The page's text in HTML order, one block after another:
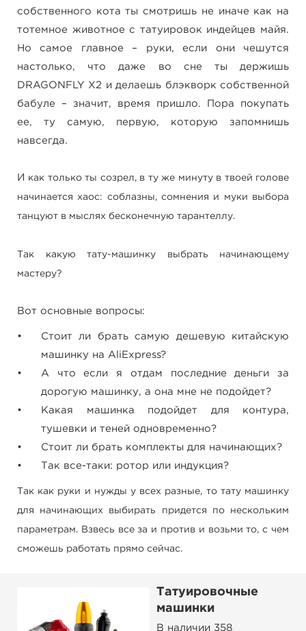
собственного кота ты смотришь не иначе как на
тотемное животное с татуировок индейцев майя.
Но самое главное – руки, если они чешутся
настолько, что даже во сне ты держишь
DRAGONFLY X2 и делаешь блэкворк собственной
бабуле – значит, время пришло. Пора покупать
ее, ту самую, первую, которую запомнишь
навсегда.
И как только ты созрел, в ту же минуту в твоей голове
начинается хаос: соблазны, сомнения и муки выбора
танцуют в мыслях бесконечную тарантеллу.
Так какую тату-машинку выбрать начинающему
мастеру?
Вот основные вопросы:
Стоит ли брать самую дешевую китайскую
машинку на AliExpress?
А что если я отдам последние деньги за
дорогую машинку, а она мне не подойдет?
Какая машинка подойдет для контура,
тушевки и теней одновременно?
Стоит ли брать комплекты для начинающих?
Так все-таки: ротор или индукция?
Так как руки и нужды у всех разные, то тату машинку
для начинающих выбирать придется по нескольким
параметрам. Взвесь все за и против и возьми то, с чем
сможешь работать прямо сейчас.
Татуировочные
машинки
В наличии 358